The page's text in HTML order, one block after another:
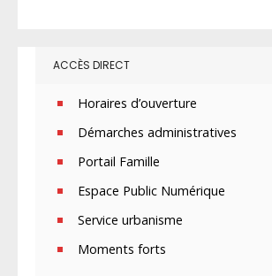
ACCÈS DIRECT
Horaires d’ouverture
Démarches administratives
Portail Famille
Espace Public Numérique
Service urbanisme
Moments forts